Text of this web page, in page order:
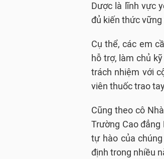
Dược là lĩnh vực
đủ kiến thức
Cụ thể, các em
hỗ trợ, làm chủ
trách nhiệm với
viên thuốc trao
Cũng theo cô
Trường Cao
tự hào của
định trong nhiều